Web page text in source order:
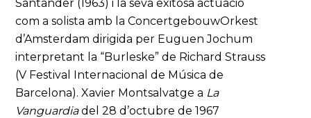
Santander (1963) i la seva exitosa actuació
com a solista amb la ConcertgebouwOrkest
d’Amsterdam dirigida per Euguen Jochum
interpretant la “Burleske” de Richard Strauss
(V Festival Internacional de Música de
Barcelona). Xavier Montsalvatge a La
Vanguardiadel 28 d’octubre de 1967